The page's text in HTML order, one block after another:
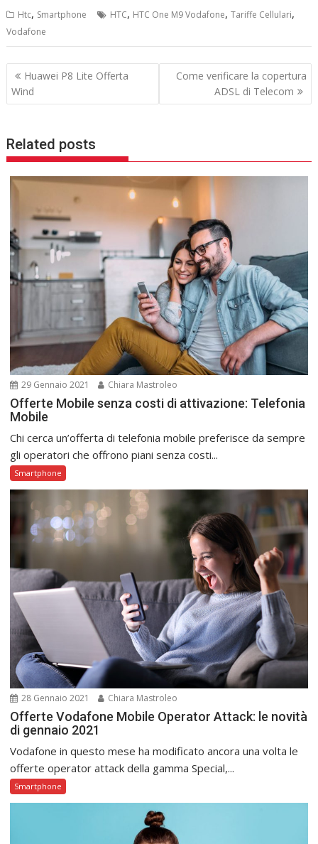
c
e
b
o
k
i
t
t
e
Htc, Smartphone HTC, HTC One M9 Vodafone,Tariffe Cellulari,
Vodafone
Navigazione
articoli
Huawei P8 Lite Offerta
Wind
Come verificare la copertura
ADSL di Telecom
Related posts
29 Gennaio 2021 Chiara Mastroleo
Offerte Mobile senza costi di attivazione: Telefonia
Mobile
Chi cerca un’offerta di telefonia mobile preferisce da sempre
gli operatori che offrono piani senza costi...
Smartphone
28 Gennaio 2021 Chiara Mastroleo
Offerte Vodafone Mobile Operator Attack: le novità
di gennaio 2021
Vodafone in questo mese ha modificato ancora una volta le
offerte operator attack della gamma Special,...
Smartphone